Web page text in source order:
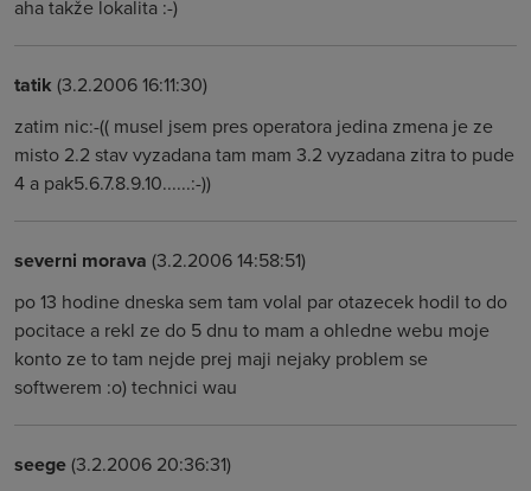
aha takže lokalita :-)
tatik (3.2.2006 16:11:30)
zatim nic:-(( musel jsem pres operatora jedina zmena je ze
misto 2.2 stav vyzadana tam mam 3.2 vyzadana zitra to pude
4 a pak5.6.7.8.9.10......:-))
severni morava (3.2.2006 14:58:51)
po 13 hodine dneska sem tam volal par otazecek hodil to do
pocitace a rekl ze do 5 dnu to mam a ohledne webu moje
konto ze to tam nejde prej maji nejaky problem se
softwerem :o) technici wau
seege(3.2.2006 20:36:31)